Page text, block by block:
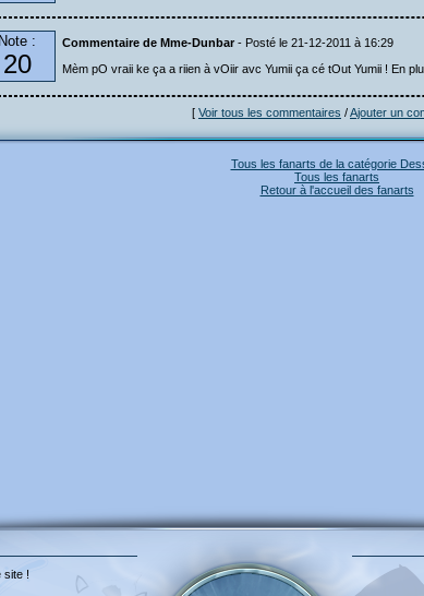
Note :
20
Commentaire de Mme-Dunbar - Posté le 21-12-2011 à 16:29
Mèm pO vraii ke ça a riien à vOiir avc Yumii ça cé tOut Yumii ! En
[ Voir tous les commentaires /Ajouter un
Tous les fanarts de la catégorie
Tous les fanarts
Retour à l'accueil des fanarts
site !